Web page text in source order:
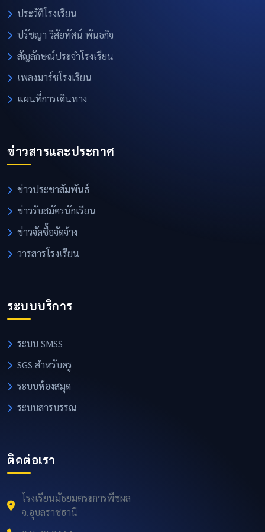
ประวัติโรงเรียน
ปรัชญา วิสัยทัศน์ พันธกิจ
สัญลักษณ์ประจำโรงเรียน
เพลงมาร์ชโรงเรียน
แผนที่การเดินทาง
ข่าวสารและประกาศ
ข่าวประชาสัมพันธ์
ข่าวรับสมัครนักเรียน
ข่าวจัดซื้อจัดจ้าง
วารสารโรงเรียน
ระบบบริการ
ระบบ SMSS
SGS สำหรับครู
ระบบห้องสมุด
ระบบสารบรรณ
ติดต่อเรา
โรงเรียนมัธยมตระการพืชผล
จ.อุบลราชธานี